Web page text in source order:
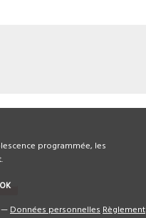
programmée, les
OK
—Données personnellesRèglement